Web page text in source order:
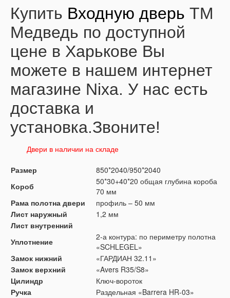
Купить Входную дверь ТМ
Медведь по доступной
цене в Харькове Вы
можете в нашем интернет
магазине Nixa. У нас есть
доставка и
установка.Звоните!
Двери в наличии на складе
Размер
850*2040/950*2040
Короб
50*30+40*20 общая глубина короба
70 мм
Рама полотна двери
профиль – 50 мм
Лист наружный
1,2 мм
Лист внутренний
Уплотнение
2-а контура: по периметру полотна
«SCHLEGEL»
Замок нижний
«ГАРДИАН 32.11»
Замок верхний
«Avers R35/S8»
Цилиндр
Ключ-вороток
Ручка
Раздельная «Barrera HR-03»